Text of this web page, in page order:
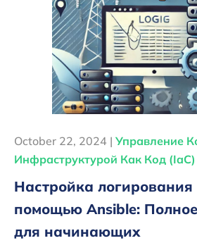
October 22, 2024 | Управление
Инфраструктурой Как Код (IaC)
Настройка логирования
помощью Ansible:
для начинающих